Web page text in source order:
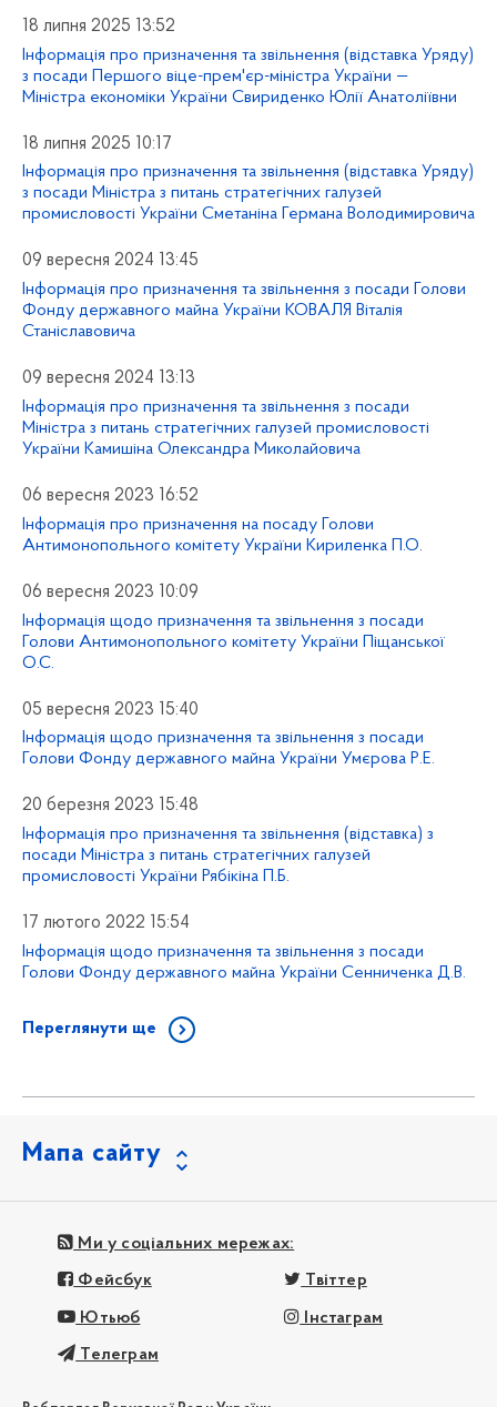
18 липня 2025 13:52
Інформація про призначення та звільнення (відставка Уряду)
з посади Першого віце-прем'єр-міністра України —
Міністра економіки України Свириденко Юлії Анатоліївни
18 липня 2025 10:17
Інформація про призначення та звільнення (відставка Уряду)
з посади Міністра з питань стратегічних галузей
промисловості України Сметаніна Германа Володимировича
09 вересня 2024 13:45
Інформація про призначення та звільнення з посади Голови
Фонду державного майна України КОВАЛЯ Віталія
Станіславовича
09 вересня 2024 13:13
Інформація про призначення та звільнення з посади
Міністра з питань стратегічних галузей промисловості
України Камишіна Олександра Миколайовича
06 вересня 2023 16:52
Інформація про призначення на посаду Голови
Антимонопольного комітету України Кириленка П.О.
06 вересня 2023 10:09
Інформація щодо призначення та звільнення з посади
Голови Антимонопольного комітету України Піщанської
О.С.
05 вересня 2023 15:40
Інформація щодо призначення та звільнення з посади
Голови Фонду державного майна України Умєрова Р.Е.
20 березня 2023 15:48
Інформація про призначення та звільнення (відставка) з
посади Міністра з питань стратегічних галузей
промисловості України Рябікіна П.Б.
17 лютого 2022 15:54
Інформація щодо призначення та звільнення з посади
Голови Фонду державного майна України Сенниченка Д.В.
Переглянути ще
Мапа сайту
Ми у соціальних мережах:
Фейсбук Твіттер
Ютьюб Інстаграм
Телеграм